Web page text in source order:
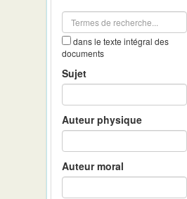
dans le texte intégral des
documents
Sujet
Auteur physique
Auteur moral